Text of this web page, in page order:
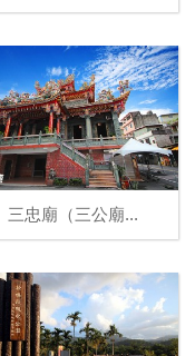
三忠廟（三公廟...